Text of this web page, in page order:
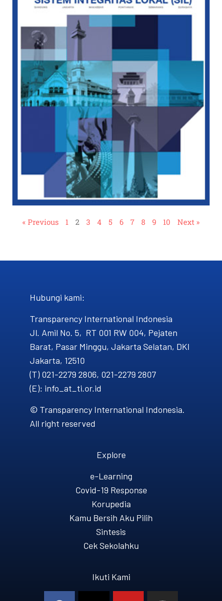
« Previous 1 2 3 4 5 6 7 8 9 10 Next »
Hubungi kami​:
Transparency International Indonesia
Jl. Amil No. 5, RT 001 RW 004, Pejaten
Barat, Pasar Minggu, Jakarta Selatan, DKI
Jakarta, 12510
(T) 021-2279 2806, 021-2279 2807
(E): info_at_ti.or.id
© Transparency International Indonesia.
All right reserved
Explore
e-Learning
Covid-19 Response
Korupedia
Kamu Bersih Aku Pilih
Sintesis
Cek Sekolahku
Ikuti Kami